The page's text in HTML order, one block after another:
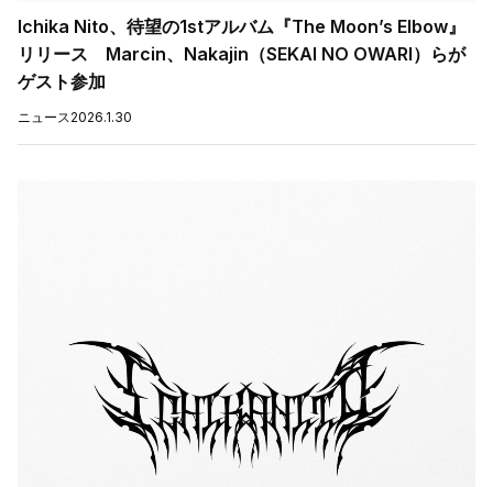
Ichika Nito、待望の1stアルバム『The Moon’s Elbow』
リリース Marcin、Nakajin（SEKAI NO OWARI）らが
ゲスト参加
ニュース2026.1.30